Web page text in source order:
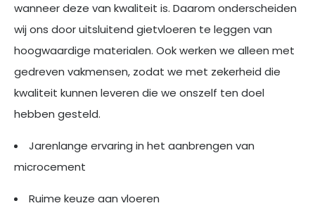
wanneer deze van kwaliteit is. Daarom onderscheiden
wij ons door uitsluitend gietvloeren te leggen van
hoogwaardige materialen. Ook werken we alleen met
gedreven vakmensen, zodat we met zekerheid die
kwaliteit kunnen leveren die we onszelf ten doel
hebben gesteld.
Jarenlange ervaring in het aanbrengen van
microcement
Ruime keuze aan vloeren